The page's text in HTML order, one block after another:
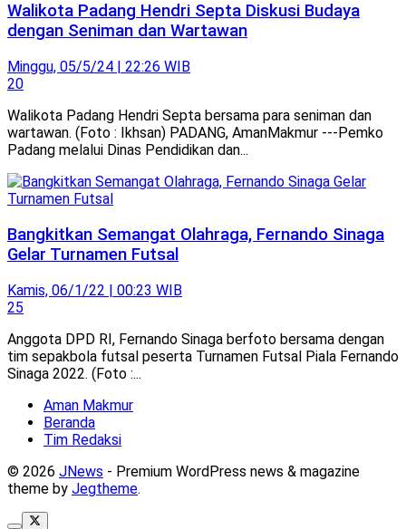
Walikota Padang Hendri Septa Diskusi Budaya
dengan Seniman dan Wartawan
Minggu, 05/5/24 | 22:26 WIB
20
Walikota Padang Hendri Septa bersama para seniman dan
wartawan. (Foto : Ikhsan) PADANG, AmanMakmur ---Pemko
Padang melalui Dinas Pendidikan dan...
Bangkitkan Semangat Olahraga, Fernando Sinaga
Gelar Turnamen Futsal
Kamis, 06/1/22 | 00:23 WIB
25
Anggota DPD RI, Fernando Sinaga berfoto bersama dengan
tim sepakbola futsal peserta Turnamen Futsal Piala Fernando
Sinaga 2022. (Foto :...
Aman Makmur
Beranda
Tim Redaksi
© 2026 JNews - Premium WordPress news & magazine
theme by Jegtheme.